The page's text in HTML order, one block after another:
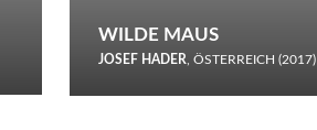
WILDE MAUS
JOSEF HADER, ÖSTERREICH (2017)